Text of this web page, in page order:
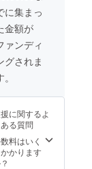
きま
す。
に集まっ
金額が
ァンディ
グされま
に関するよ
ある質問
料はいく
かります